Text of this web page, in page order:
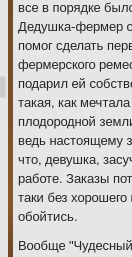
все в порядке
Дедушка-фермер
помог сделать
фермерского
подарил ей
такая, как
плодородной
ведь настоящему
что, девушка,
работе. Заказы
таки без
обойтись.
Вообще "Чудесный